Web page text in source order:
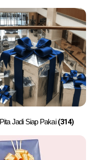
Pita Jadi Siap Pakai(314)